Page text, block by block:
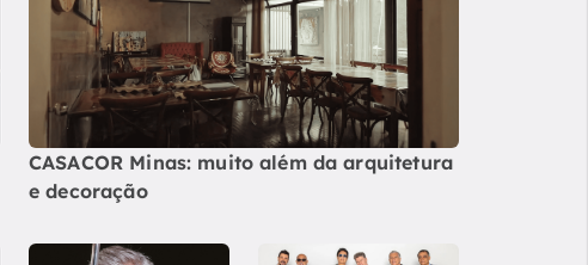
CASACOR Minas: muito além da arquitetura
e decoração